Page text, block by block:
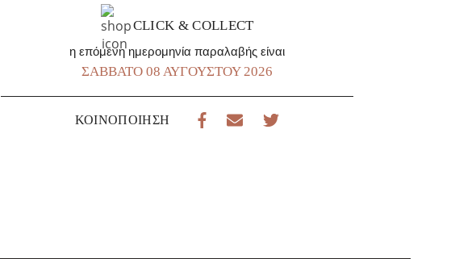
CLICK & COLLECT
η επόμενη ημερομηνία παραλαβής είναι
ΣΆΒΒΑΤΟ 08 ΑΥΓΟΎΣΤΟΥ 2026
ΚΟΙΝΟΠΟΊΗΣΗ